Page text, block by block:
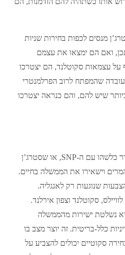
מנסים לכפות בחירות שניות
ואם הם ימצאו את עצמם
עצמאות סקוטלנד, הם יצטרכו
שהמפתח לרוב הפרלמנטרי
שיש להם, והם כנראה יצטרכו
בואו נגיד שסטארמר יגיע להסדר כלשהו עם ה-SNP, או שסטרג’ן
וישאירו את הממשלה בחיים.
שנוגעות רק לאנגליה.
סקוטלנד וצפון אירלנד.
נשלטת ישירות מהממשלה
כלל-בריטית. זה יוצר מצב בו
סקוטיים יכולים להצביע על